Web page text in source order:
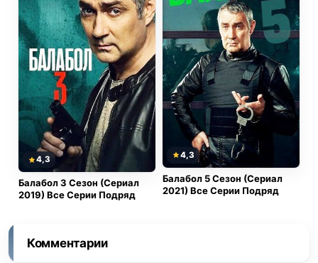
4,3
Балабол 3 Сезон (Сериал
2019) Все Серии Подряд
4,3
Балабол 5 Сезон (Сериал
2021) Все Серии Подряд
Комментарии